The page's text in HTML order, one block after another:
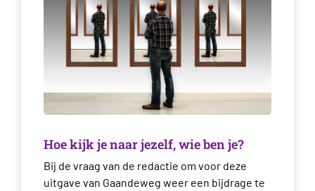
Hoe kijk je naar jezelf, wie ben je?
Bij de vraag van de redactie om voor deze
uitgave van Gaandeweg weer een bijdrage te